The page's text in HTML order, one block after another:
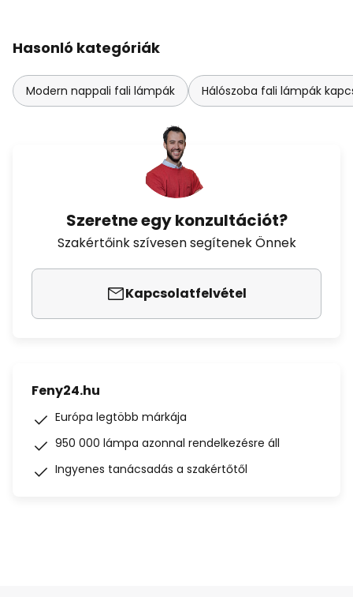
Hasonló kategóriák
Modern nappali fali lámpák Hálószoba fali lámpák
Szeretne egy konzultációt?
Szakértőink szívesen segítenek Önnek
Kapcsolatfelvétel
Feny24.hu
Európa legtöbb márkája
950 000 lámpa azonnal rendelkezésre áll
Ingyenes tanácsadás a szakértőtől